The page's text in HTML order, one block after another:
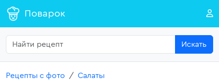
Поварок
Искать
Рецепты с фото
Салаты